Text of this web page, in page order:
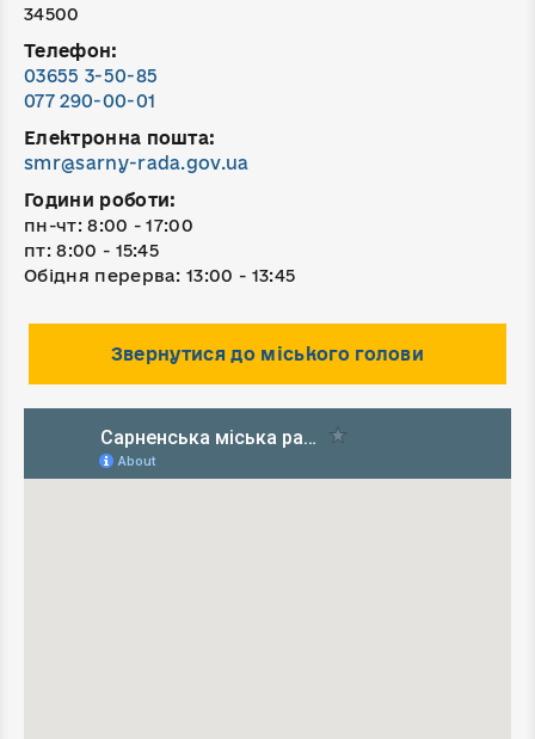
34500
Телефон:
03655 3-50-85
077 290-00-01
Електронна пошта:
smr@sarny-rada.gov.ua
Години роботи:
пн-чт: 8:00 - 17:00
пт: 8:00 - 15:45
Обідня перерва: 13:00 - 13:45
Звернутися до міського голови